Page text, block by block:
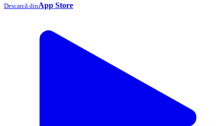
Descarcă dinApp Store